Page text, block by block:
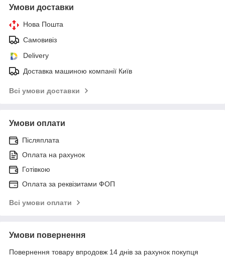
Умови доставки
Нова Пошта
Самовивіз
Delivery
Доставка машиною компанії Київ
Всі умови доставки
Умови оплати
Післяплата
Оплата на рахунок
Готівкою
Оплата за реквізитами ФОП
Всі умови оплати
Умови повернення
Повернення товару впродовж 14 днів за рахунок покупця